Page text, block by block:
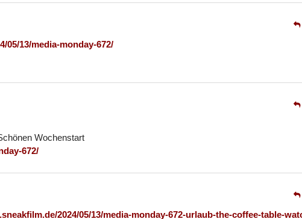
05/13/media-monday-672/
Wochenstart
672/
2024/05/13/media-monday-672-urlaub-the-coffee-table-